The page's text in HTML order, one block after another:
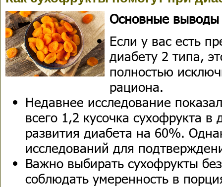
Основные выводы
Если у вас есть
диабету 2 типа,
полностью
рациона.
Недавнее исследование
всего 1,2 кусочка сухофрукта
развития диабета на 60%.
исследований для
Важно выбирать сухофрукты
соблюдать умеренность в